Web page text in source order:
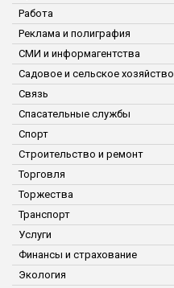
Работа
Реклама и полиграфия
СМИ и информагентства
Садовое и сельское хозяйство
Связь
Спасательные службы
Спорт
Строительство и ремонт
Торговля
Торжества
Транспорт
Услуги
Финансы и страхование
Экология